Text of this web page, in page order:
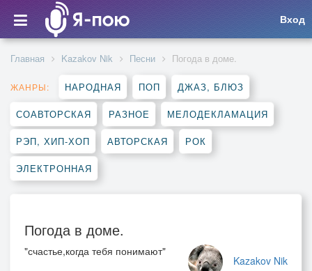
Вход
Главная Kazakov Nik Песни Погода в доме.
ЖАНРЫ: НАРОДНАЯ ПОП ДЖАЗ, БЛЮЗ
СОАВТОРСКАЯ РАЗНОЕ МЕЛОДЕКЛАМАЦИЯ
РЭП, ХИП-ХОП АВТОРСКАЯ РОК
ЭЛЕКТРОННАЯ
Погода в доме.
Kazakov Nik
"счастье,когда тебя понимают"